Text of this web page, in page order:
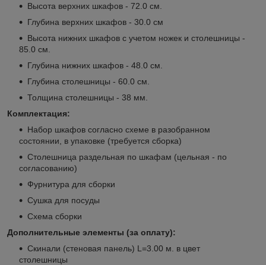
Высота верхних шкафов - 72.0 см.
Глубина верхних шкафов - 30.0 см
Высота нижних шкафов с учетом ножек и столешницы -
85.0 см.
Глубина нижних шкафов - 48.0 см.
Глубина столешницы - 60.0 см.
Толщина столешницы - 38 мм.
Комплектация:
Набор шкафов согласно схеме в разобранном
состоянии, в упаковке (требуется сборка)
Столешница раздельная по шкафам (цельная - по
согласованию)
Фурнитура для сборки
Сушка для посуды
Схема сборки
Дополнительные элементы (за оплату):
Скинали (стеновая панель) L=3.00 м. в цвет
столешницы